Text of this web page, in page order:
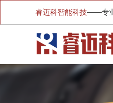
睿迈科智能科技——专